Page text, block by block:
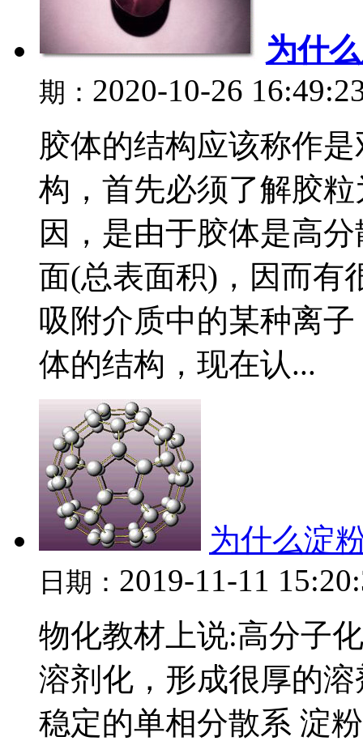
为什
期： 2020-10-26
胶体的结构应该称作
构，首先必须了解胶
因，是由于胶体是高
面(总表面积)，因而有
吸附介质中的某种离
体的结构，现在认...
为什么淀
日期： 2019-11-11
物化教材上说:高分子
溶剂化，形成很厚的
稳定的单相分散系 淀